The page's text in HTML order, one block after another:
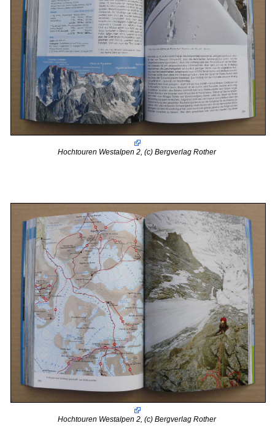
Hochtouren Westalpen 2, (c) Bergverlag Rother
Hochtouren Westalpen 2, (c) Bergverlag Rother